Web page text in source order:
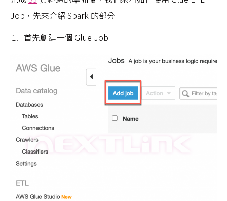
Job，先來介紹 Spark 的部分
首先創建一個 Glue Job